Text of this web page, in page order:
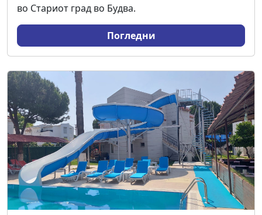
во Стариот град во Будва.
Погледни